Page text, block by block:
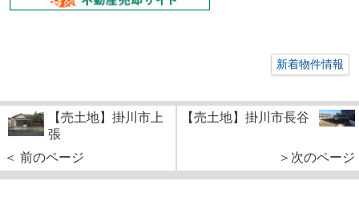
新着物件情報
【売土地】掛川市上
張
＜ 前のページ
【売土地】掛川市長谷
＞次のページ